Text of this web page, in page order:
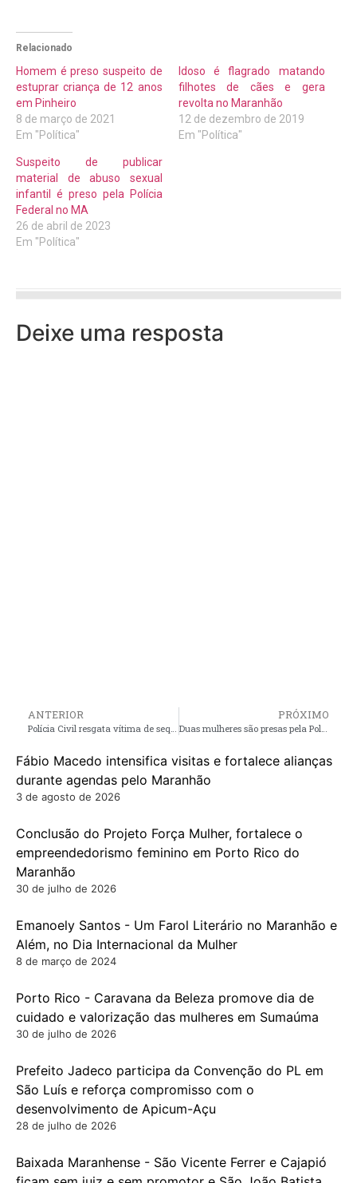
Relacionado
Homem é preso suspeito de
estuprar criança de 12 anos
em Pinheiro
8 de março de 2021
Em "Política"
Idoso é flagrado matando
filhotes de cães e gera
revolta no Maranhão
12 de dezembro de 2019
Em "Política"
Suspeito de publicar
material de abuso sexual
infantil é preso pela Polícia
Federal no MA
26 de abril de 2023
Em "Política"
Deixe uma resposta
ANTERIOR PRÓXIMO
Fábio Macedo intensifica visitas e fortalece alianças
durante agendas pelo Maranhão
3 de agosto de 2026
Conclusão do Projeto Força Mulher, fortalece o
empreendedorismo feminino em Porto Rico do
Maranhão
30 de julho de 2026
Emanoely Santos - Um Farol Literário no Maranhão e
Além, no Dia Internacional da Mulher
8 de março de 2024
Porto Rico - Caravana da Beleza promove dia de
cuidado e valorização das mulheres em Sumaúma
30 de julho de 2026
Prefeito Jadeco participa da Convenção do PL em
São Luís e reforça compromisso com o
desenvolvimento de Apicum-Açu
28 de julho de 2026
Baixada Maranhense - São Vicente Ferrer e Cajapió